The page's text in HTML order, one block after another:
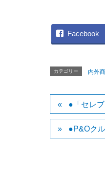
Facebook
カテゴリー 内外
●「セレ
●P&Oク